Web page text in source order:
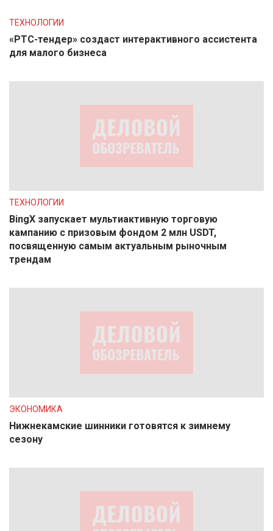
ТЕХНОЛОГИИ
«РТС-тендер» создаст интерактивного ассистента
для малого бизнеса
ТЕХНОЛОГИИ
BingX запускает мультиактивную торговую
кампанию с призовым фондом 2 млн USDT,
посвященную самым актуальным рыночным
трендам
ЭКОНОМИКА
Нижнекамские шинники готовятся к зимнему
сезону